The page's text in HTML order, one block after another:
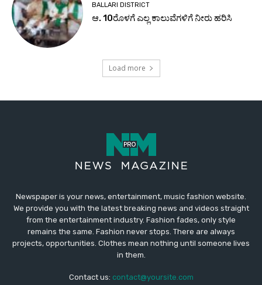
Newspaper is your news, entertainment, music fashion website.
We provide you with the latest breaking news and videos straight
from the entertainment industry. Fashion fades, only style
remains the same. Fashion never stops. There are always
projects, opportunities. Clothes mean nothing until someone lives
in them.
Contact us: contact@yoursite.com